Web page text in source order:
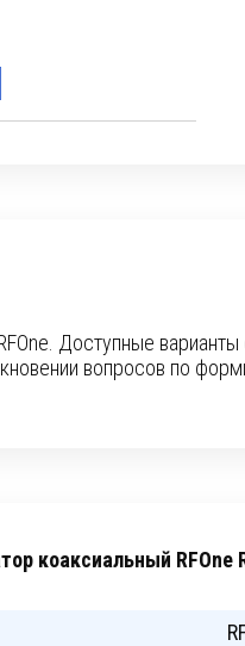
Доступные
вопросов по
коаксиальный RFOne